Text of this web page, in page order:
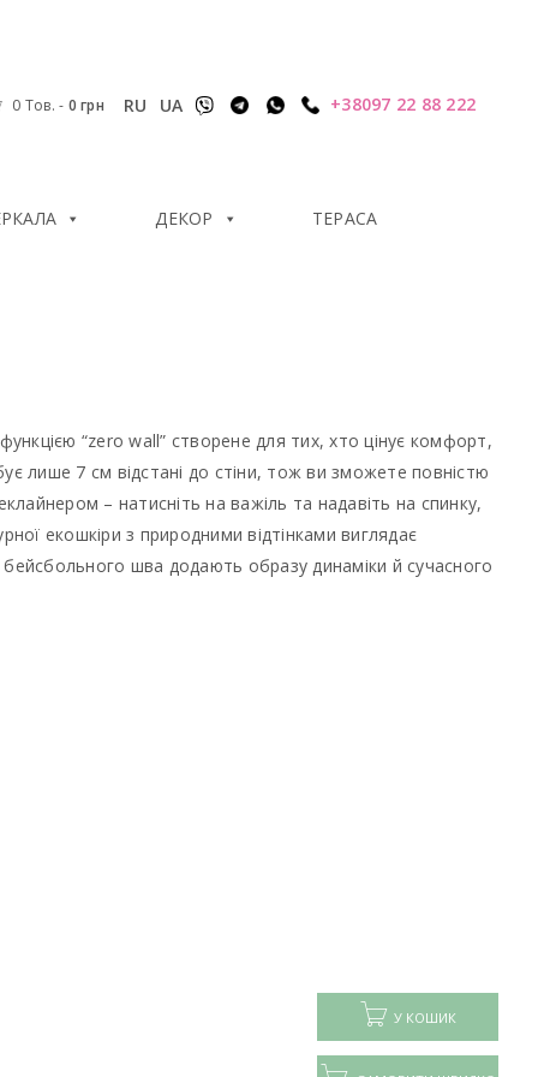
0 Тов. - 0 грн RU UA +38097 22 88 222
ДЕКОР ТЕРАСА
“zero wall” створене для тих, хто цінує комфорт,
лише 7 см відстані до стіни, тож ви зможете повністю
– натисніть на важіль та надавіть на спинку,
екошкіри з природними відтінками виглядає
шва додають образу динаміки й сучасного
У КОШИК